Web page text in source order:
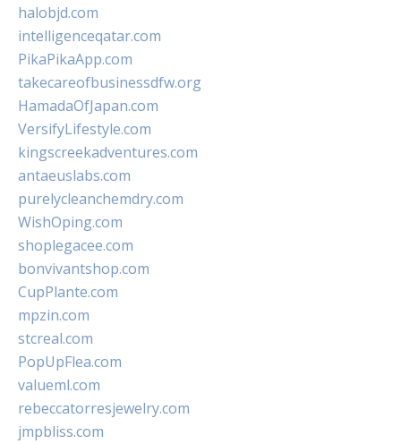
halobjd.com
intelligenceqatar.com
PikaPikaApp.com
takecareofbusinessdfw.org
HamadaOfJapan.com
VersifyLifestyle.com
kingscreekadventures.com
antaeuslabs.com
purelycleanchemdry.com
WishOping.com
shoplegacee.com
bonvivantshop.com
CupPlante.com
mpzin.com
stcreal.com
PopUpFlea.com
valueml.com
rebeccatorresjewelry.com
jmpbliss.com